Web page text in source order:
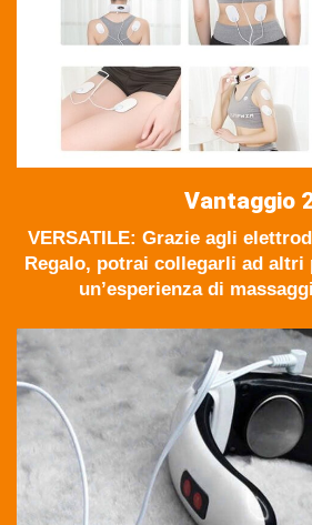
Vantaggio
VERSATILE: Grazie agli
Regalo, potrai collegarli ad altri
un’esperienza di